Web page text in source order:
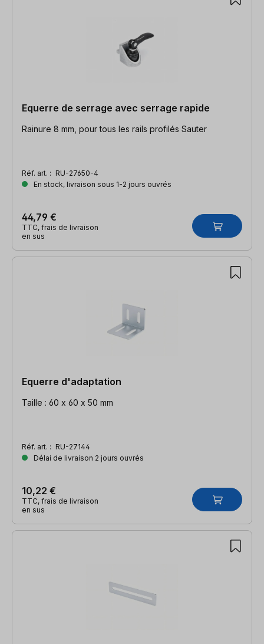
Equerre de serrage avec serrage rapide
Rainure 8 mm, pour tous les rails profilés Sauter
Réf. art. : RU-27650-4
En stock, livraison sous 1-2 jours ouvrés
44,79 €
TTC, frais de livraison
en sus
Equerre d'adaptation
Taille : 60 x 60 x 50 mm
Réf. art. : RU-27144
Délai de livraison 2 jours ouvrés
10,22 €
TTC, frais de livraison
en sus